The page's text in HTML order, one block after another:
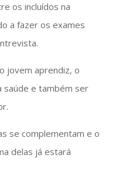
os incluídos na
a fazer os exames
jovem aprendiz, o
saúde e também ser
se complementam e o
delas já estará